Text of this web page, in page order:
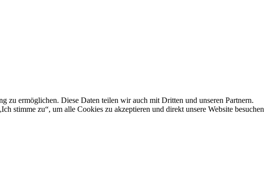
zu ermöglichen. Diese Daten teilen wir auch mit Dritten und unseren Partnern.
stimme zu“, um alle Cookies zu akzeptieren und direkt unsere Website besuchen